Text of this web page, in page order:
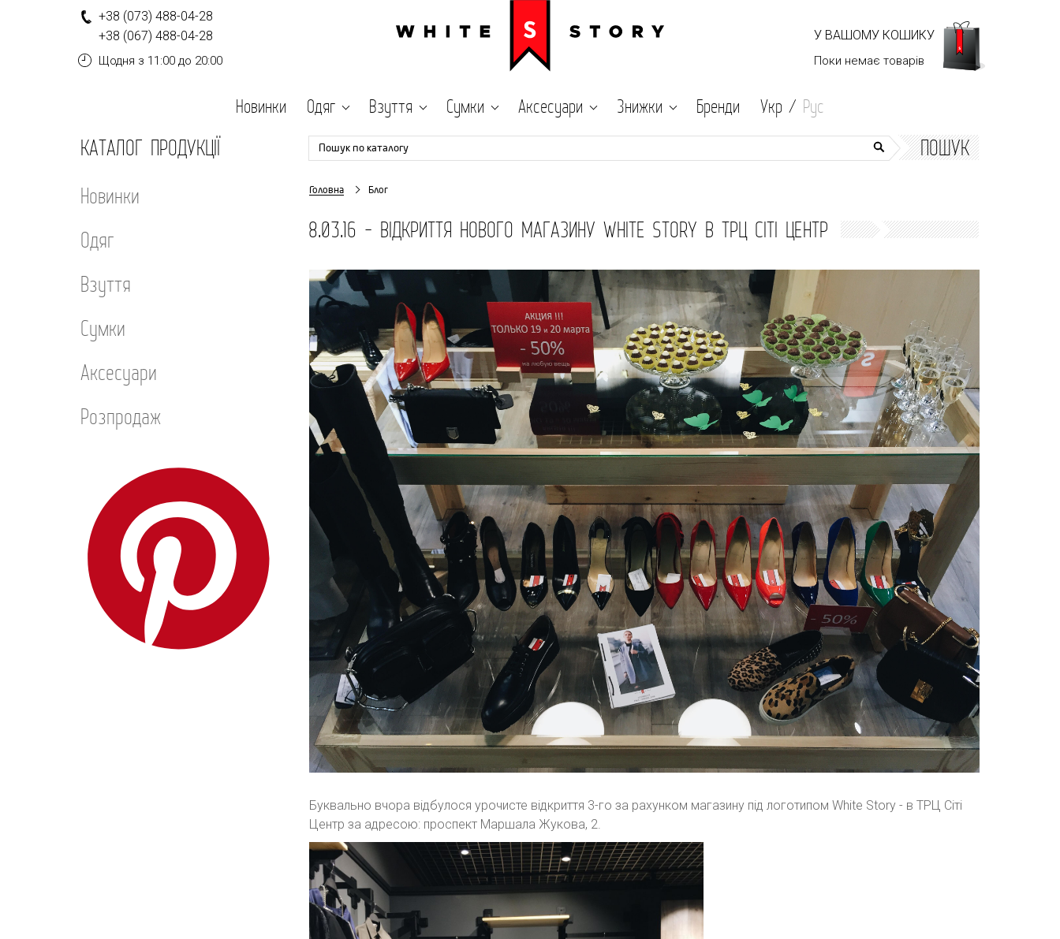
+38 (073) 488-04-28
+38 (067) 488-04-28
Щодня з 11:00 до 20:00
У ВАШОМУ КОШИКУ
Поки немає товарів
Новинки Одяг Взуття Сумки Аксесуари Знижки Бренди Укр / Рус
КАТАЛОГ ПРОДУКЦІЇ
Новинки
Одяг
Взуття
Сумки
Аксесуари
Розпродаж
Пошук по каталогу ПОШУК
Головна Блог
8.03.16 - ВІДКРИТТЯ НОВОГО МАГАЗИНУ WHITE STORY В ТРЦ СІТІ ЦЕНТР
Буквально вчора відбулося урочисте відкриття 3-го за рахунком магазину під логотипом White Story - в ТРЦ Сіті
Центр за адресою: проспект Маршала Жукова, 2.